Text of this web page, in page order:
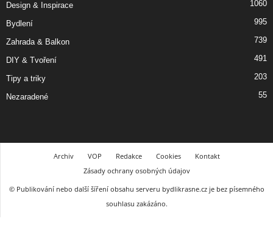
Design & Inspirace 1060
Bydlení 995
Zahrada & Balkon 739
DIY & Tvoření 491
Tipy a triky 203
Nezaradené 55
Archiv VOP Redakce Cookies
Kontakt
Zásady ochrany osobných údajov
© Publikování nebo další šíření obsahu serveru bydlikrasne.cz je bez písemného
souhlasu zakázáno.